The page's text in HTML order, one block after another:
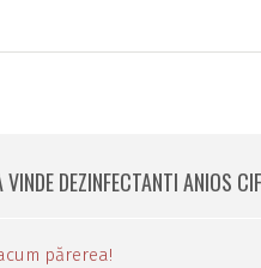
VINDE DEZINFECTANTI ANIOS
părerea!